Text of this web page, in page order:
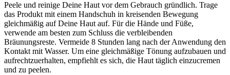
Peele und reinige Deine Haut vor dem Gebrauch gründlich. Trage
das Produkt mit einem Handschuh in kreisenden Bewegung
gleichmäßig auf Deine Haut auf. Für die Hände und Füße,
verwende am besten zum Schluss die verbleibenden
Bräunungsreste. Vermeide 8 Stunden lang nach der Anwendung den
Kontakt mit Wasser. Um eine gleichmäßige Tönung aufzubauen und
aufrechtzuerhalten, empfiehlt es sich, die Haut täglich einzucremen
und zu peelen.